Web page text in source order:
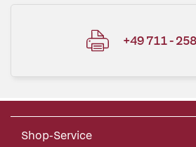
+49 711 -
Shop-Service